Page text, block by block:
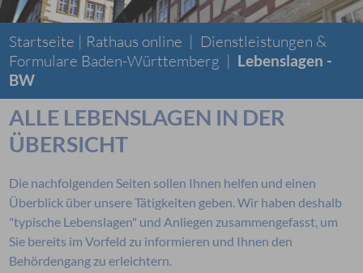
Startseite | Rathaus online | Dienstleistungen &
Formulare Baden-Württemberg | Lebenslagen -
BW
ALLE LEBENSLAGEN IN DER
ÜBERSICHT
Die nachfolgenden Seiten sollen Ihnen helfen und einen
Überblick über unsere Tätigkeiten geben. Wir haben deshalb
"typische Lebenslagen" und Anliegen zusammengefasst, um
Sie bereits im Vorfeld zu informieren und Ihnen den
Behördengang zu erleichtern.